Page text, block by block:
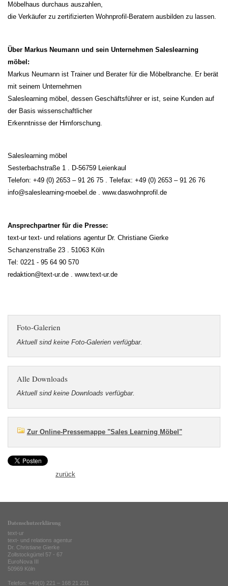
Möbelhaus durchaus auszahlen,
die Verkäufer zu zertifizierten Wohnprofil-Beratern ausbilden zu lassen.
Über Markus Neumann und sein Unternehmen Saleslearning
möbel:
Markus Neumann ist Trainer und Berater für die Möbelbranche. Er berät
mit seinem Unternehmen
Saleslearning möbel, dessen Geschäftsführer er ist, seine Kunden auf
der Basis wissenschaftlicher
Erkenntnisse der Hirnforschung.
Saleslearning möbel
Sesterbachstraße 1 . D-56759 Leienkaul
Telefon: +49 (0) 2653 – 91 26 75 . Telefax: +49 (0) 2653 – 91 26 76
info@saleslearning-moebel.de . www.daswohnprofil.de
Ansprechpartner für die Presse:
text-ur text- und relations agentur Dr. Christiane Gierke
Schanzenstraße 23 . 51063 Köln
Tel: 0221 - 95 64 90 570
redaktion@text-ur.de . www.text-ur.de
Foto-Galerien
Aktuell sind keine Foto-Galerien verfügbar.
Alle Downloads
Aktuell sind keine Downloads verfügbar.
Zur Online-Pressemappe "Sales Learning Möbel"
zurück
Datenschutzerklärung
text-ur
text- und relations agentur
Dr. Christiane Gierke
Zollstockgürtel 57 - 67
EuroNova III
50969 Köln
Telefon: +49(0) 221 – 168 21 231